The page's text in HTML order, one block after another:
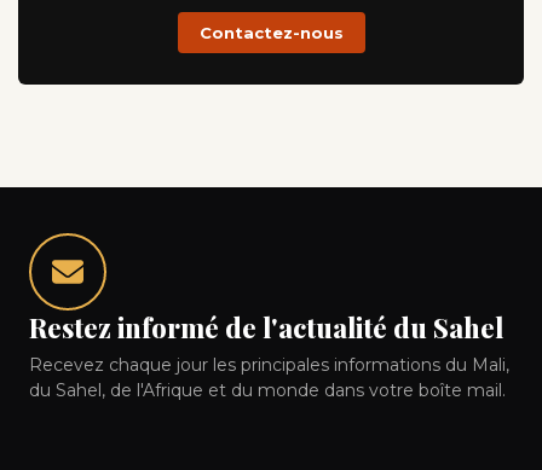
Contactez-nous
Restez informé de l'actualité du Sahel
Recevez chaque jour les principales informations du Mali,
du Sahel, de l'Afrique et du monde dans votre boîte mail.